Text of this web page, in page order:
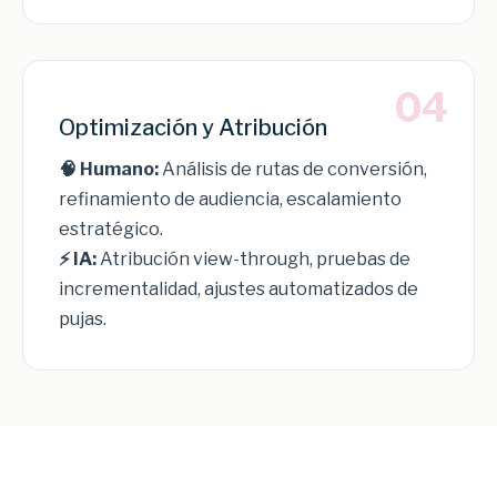
04
Optimización y Atribución
🧠 Humano: Análisis de rutas de conversión,
refinamiento de audiencia, escalamiento
estratégico.
⚡ IA: Atribución view-through, pruebas de
incrementalidad, ajustes automatizados de
pujas.